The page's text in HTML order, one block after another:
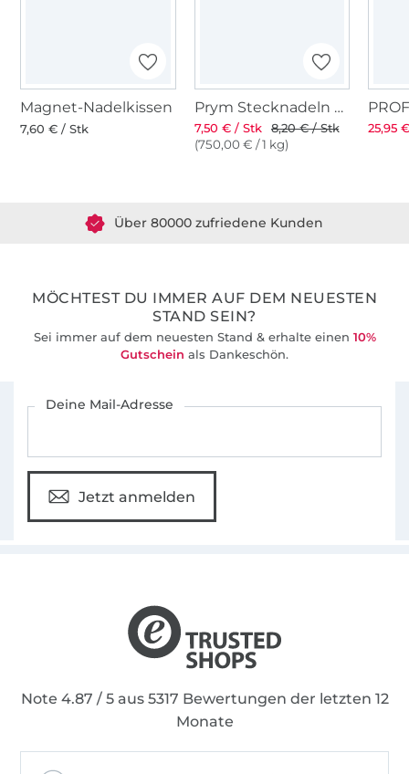
Nähanfängerinnen kommen damit gut klar.
Probleme, darfst du mich gerne anschreiben.
In meiner Facebook-Gruppe "Nähen mit
Küstenschnitt" findest Du Gleichgesinnte, mit
Magnet-Nadelkissen
7,60 € / Stk
Prym Stecknadeln mit Griff
7,50 € / Stk
8,20 € / Stk
(750,00 € / 1 kg)
25,95
MÖCHTEST DU IMMER AUF DEM NEUESTEN
STAND SEIN?
Sei immer auf dem neuesten Stand & erhalte einen 10%
Gutschein als Dankeschön.
Deine Mail-Adresse
Jetzt anmelden
Note 4.87 / 5 aus 5317 Bewertungen der letzten 12
Monate